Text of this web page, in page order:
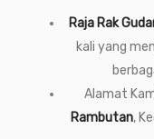
Raja Rak
kali yang
Alamat
Rambutan,